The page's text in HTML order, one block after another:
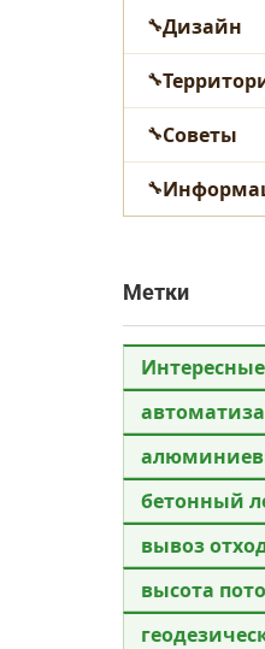
Дизайн
Советы
Метки
бетонный
вывоз
высота